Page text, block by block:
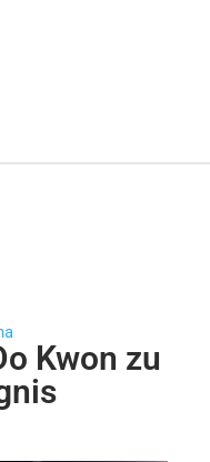
Kwon zu